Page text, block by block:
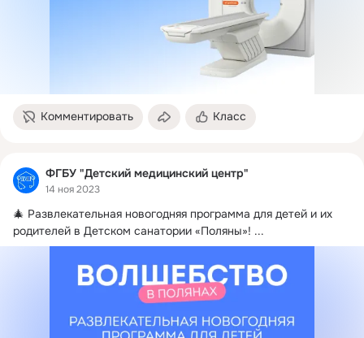
Комментировать Класс
ФГБУ "Детский медицинский центр"
14 ноя 2023
🎄 Развлекательная новогодняя программа для детей и их
родителей в Детском санатории «Поляны»! ...